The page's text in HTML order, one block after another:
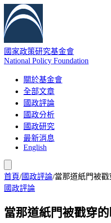
國家政策研究基金會
National Policy Foundation
關於基金會
全部文章
國政評論
國政分析
國政研究
最新消息
English
首頁/國政評論/當那道紙門被戳
國政評論
當那道紙門被戳穿